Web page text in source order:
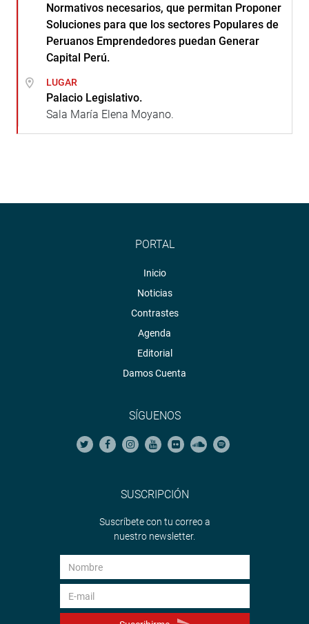
Normativos necesarios, que permitan Proponer
Soluciones para que los sectores Populares de
Peruanos Emprendedores puedan Generar
Capital Perú.
LUGAR
Palacio Legislativo.
Sala María Elena Moyano.
PORTAL
Inicio
Noticias
Contrastes
Agenda
Editorial
Damos Cuenta
SÍGUENOS
SUSCRIPCIÓN
Suscríbete con tu correo a
nuestro newsletter.